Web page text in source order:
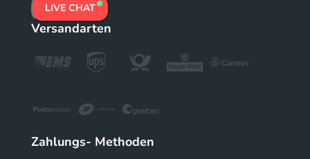
LIVE CHAT
Versandarten
Zahlungs- Methoden